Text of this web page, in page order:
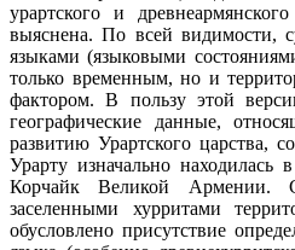
урартского и
выяснена. По всей видимости,
языками (языковыми
только временным, но и
фактором. В пользу этой
географические данные,
развитию Урартского царства,
Урарту изначально находилась
Корчайк Великой
заселенными хурритами
обусловлено присутствие